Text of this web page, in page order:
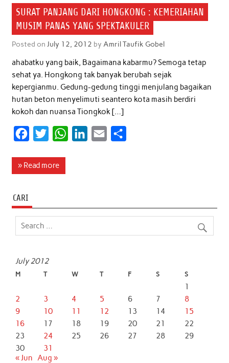
SURAT PANJANG DARI HONGKONG : KEMERIAHAN
MUSIM PANAS YANG SPEKTAKULER
Posted on July 12, 2012 by Amril Taufik Gobel
ahabatku yang baik, Bagaimana kabarmu? Semoga tetap
sehat ya. Hongkong tak banyak berubah sejak
kepergianmu. Gedung-gedung tinggi menjulang bagaikan
hutan beton menyelimuti seantero kota masih berdiri
kokoh dan nuansa Tiongkok […]
c
o
o
i
e
r
W
A
d
» Read more
CARI
July 2012
M T W T F S S
1
2
3 4 5 6 7
8
9
10 11 12 13 14
15
16
17 18 19 20 21
22
23
24 25 26 27 28
29
30
31
« Jun Aug »